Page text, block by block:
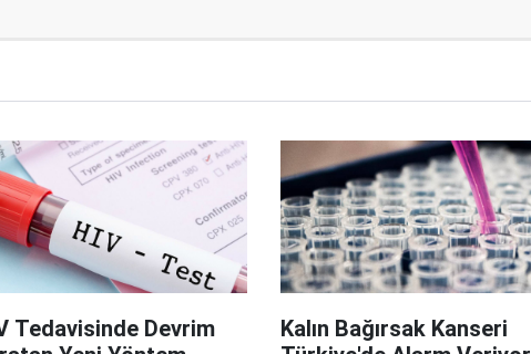
Tedavisinde Devrim
Kalın Bağırsak Kanseri